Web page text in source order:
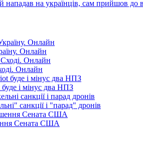
нападав на українців, сам прийшов до
Онлайн
Онлайн
і мінус два НПЗ
санкції і "парад" дронів
Сената США